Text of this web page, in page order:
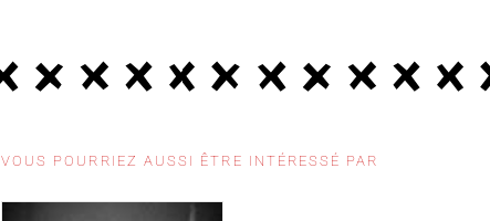
VOUS POURRIEZ AUSSI ÊTRE INTÉRESSÉ PAR